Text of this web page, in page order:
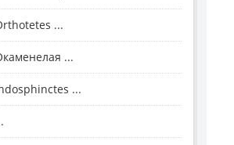
...
...
...